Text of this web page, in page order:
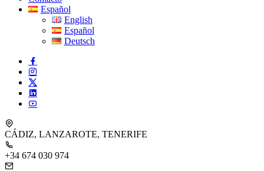
Español
English
Español
Deutsch
CÁDIZ, LANZAROTE, TENERIFE
+34 674 030 974